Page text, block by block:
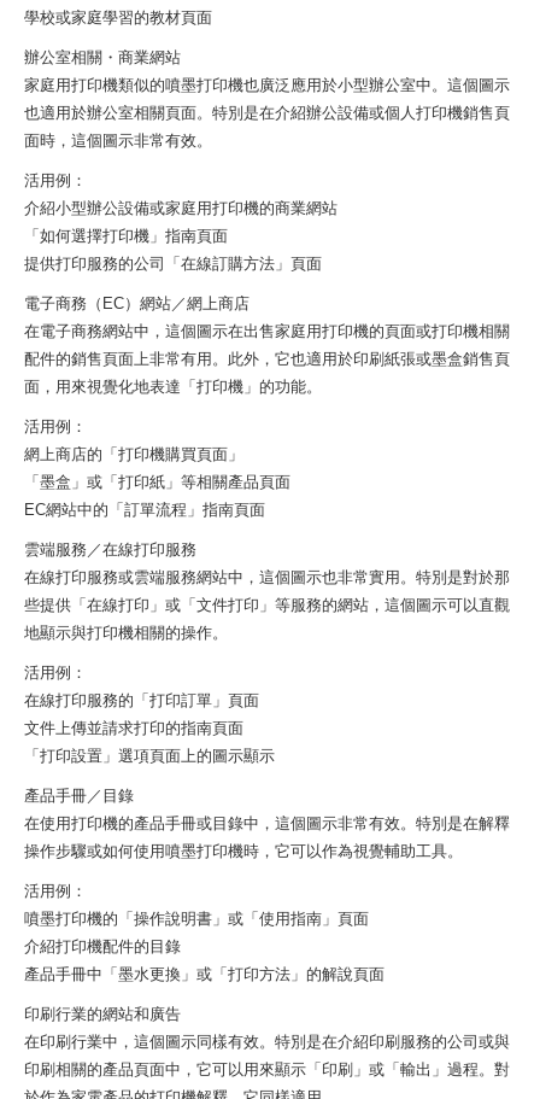
學校或家庭學習的教材頁面
辦公室相關・商業網站
家庭用打印機類似的噴墨打印機也廣泛應用於小型辦公室中。這個圖示
也適用於辦公室相關頁面。特別是在介紹辦公設備或個人打印機銷售頁
面時，這個圖示非常有效。
活用例：
介紹小型辦公設備或家庭用打印機的商業網站
「如何選擇打印機」指南頁面
提供打印服務的公司「在線訂購方法」頁面
電子商務（EC）網站／網上商店
在電子商務網站中，這個圖示在出售家庭用打印機的頁面或打印機相關
配件的銷售頁面上非常有用。此外，它也適用於印刷紙張或墨盒銷售頁
面，用來視覺化地表達「打印機」的功能。
活用例：
網上商店的「打印機購買頁面」
「墨盒」或「打印紙」等相關產品頁面
EC網站中的「訂單流程」指南頁面
雲端服務／在線打印服務
在線打印服務或雲端服務網站中，這個圖示也非常實用。特別是對於那
些提供「在線打印」或「文件打印」等服務的網站，這個圖示可以直觀
地顯示與打印機相關的操作。
活用例：
在線打印服務的「打印訂單」頁面
文件上傳並請求打印的指南頁面
「打印設置」選項頁面上的圖示顯示
產品手冊／目錄
在使用打印機的產品手冊或目錄中，這個圖示非常有效。特別是在解釋
操作步驟或如何使用噴墨打印機時，它可以作為視覺輔助工具。
活用例：
噴墨打印機的「操作說明書」或「使用指南」頁面
介紹打印機配件的目錄
產品手冊中「墨水更換」或「打印方法」的解說頁面
印刷行業的網站和廣告
在印刷行業中，這個圖示同樣有效。特別是在介紹印刷服務的公司或與
印刷相關的產品頁面中，它可以用來顯示「印刷」或「輸出」過程。對